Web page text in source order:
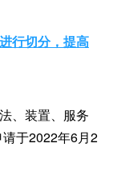
行切分，提高
、装置、服务
于2022年6月2